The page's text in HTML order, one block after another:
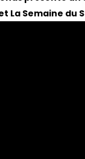
La Semaine du